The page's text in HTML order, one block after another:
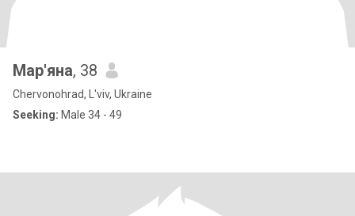
Мар'яна, 38
Chervonohrad, L'viv, Ukraine
Seeking: Male 34 - 49